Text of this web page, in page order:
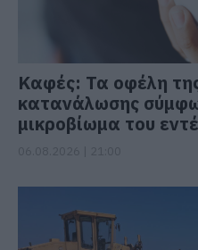
Καφές: Τα οφέλη
κατανάλωσης
μικροβίωμα του